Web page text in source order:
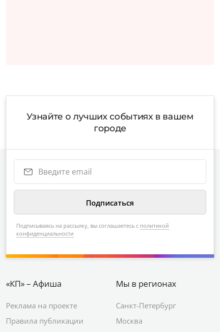
Узнайте о лучших событиях в вашем
городе
Подписываясь на рассылку, вы соглашаетесь с политикой
конфиденциальности
«КП» – Афиша
Реклама на проекте
Правила публикации
Мы в регионах
Санкт-Петербург
Москва